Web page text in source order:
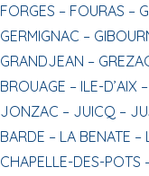
FORGES – FOURAS –
GERMIGNAC –
GRANDJEAN –
BROUAGE – ILE-D’AIX –
JONZAC – JUICQ –
BARDE – LA BENATE –
CHAPELLE-DES-POTS